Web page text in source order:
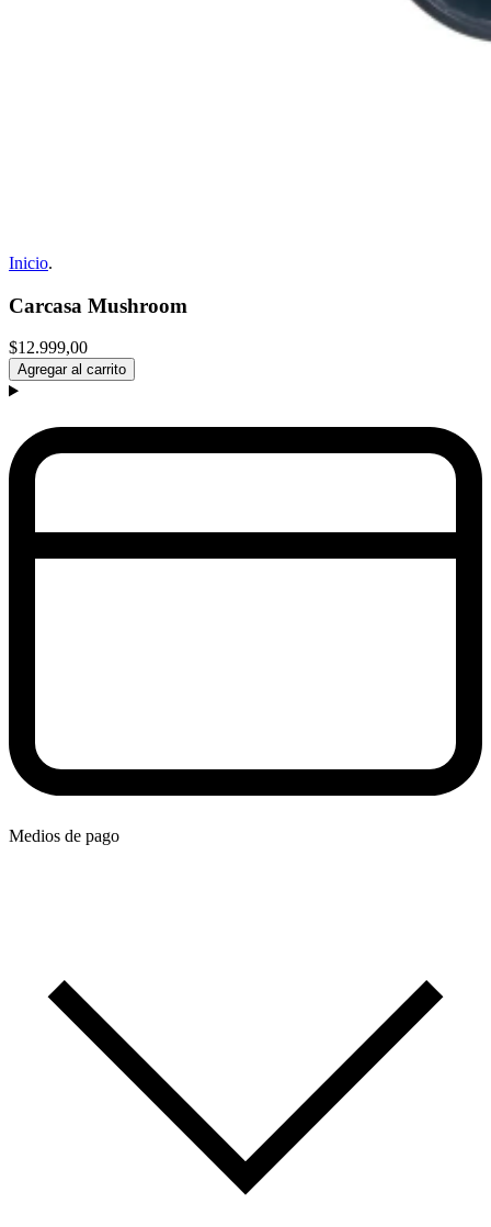
Inicio.
Carcasa Mushroom
$12.999,00
Agregar al carrito
Medios de pago